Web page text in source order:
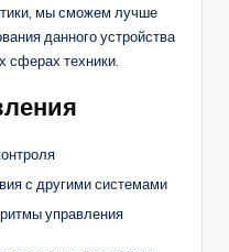
мы сможем лучше
данного устройства
сферах техники.
с другими системами
управления